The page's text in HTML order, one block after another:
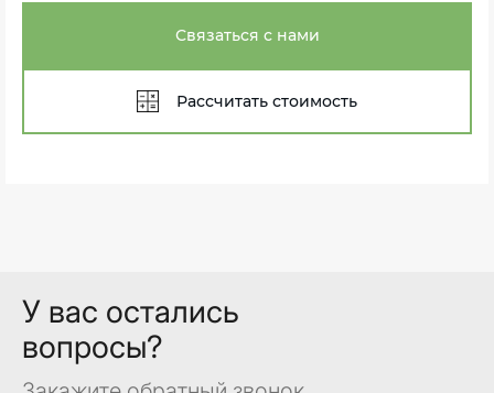
Связаться с нами
Рассчитать стоимость
У вас остались
вопросы?